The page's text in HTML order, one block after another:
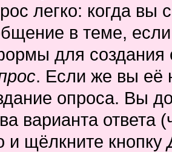
легко: когда вы
в теме,
для
. Если же вы её
опроса. Вы
варианта ответа
и щёлкните кнопку